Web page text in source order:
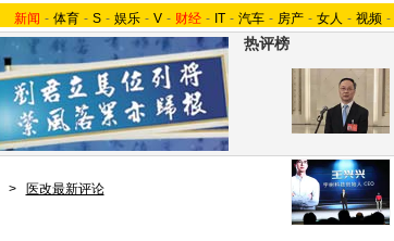
新闻 - 体育 - S - 娱乐 - V - 财经 - IT - 汽车 - 房产 - 女人 - 视频 -
热评榜
> 医改最新评论